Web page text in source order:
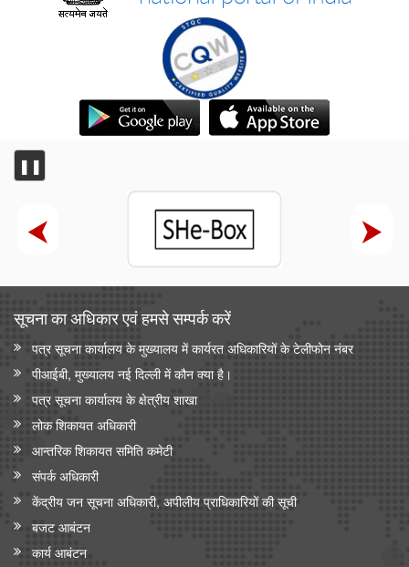
❚❚
सूचना का अधिकार एवं हमसे सम्‍पर्क करें
पत्र सूचना कार्यालय के मुख्यालय में कार्यरत अधिकारियों के टेलीफोन नंबर
पीआईबी, मुख्यालय नई दिल्ली में कौन क्या है।
पत्र सूचना कार्यालय के क्षेत्रीय शाखा
लोक शिकायत अधिकारी
आन्‍तरिक शिकायत समिति कमेटी
संपर्क अधिकारी
केंद्रीय जन सूचना अधिकारी, अपीलीय प्राधिकारियों की सूची
बजट आबंटन
कार्य आबंटन